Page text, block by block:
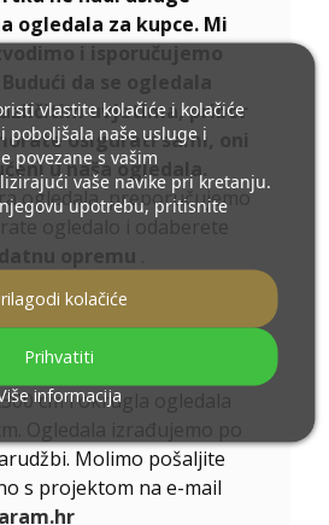
ogledala za kupce. Mi
uvjetima, pribor
osigurati sami, oni
u naša ogledala.
ogledala, preporučujemo
ogledalo i odaberete
željenu veličinu
je potrebna drugačija
nas telefonom ili e-
ogledala koja možemo
cm i okrugla ogledala
Molimo pošaljite
s projektom na e-mail
vlastite kolačiće i kolačiće
poboljšala naše usluge i
povezane s vašim
vaše navike pri kretanju.
upotrebu, pritisnite
informacija
kolačiće
Prihvatiti